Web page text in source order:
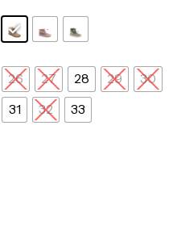
26 27 28 29
30
31
32 33